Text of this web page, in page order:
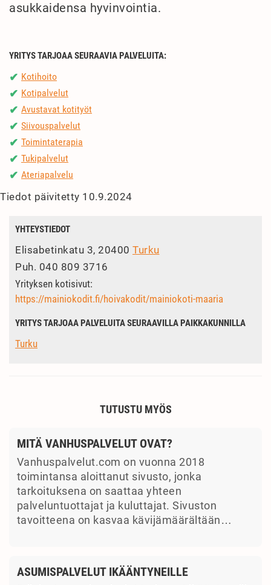
asukkaidensa hyvinvointia.
YRITYS TARJOAA SEURAAVIA PALVELUITA:
✔ Kotihoito
✔ Kotipalvelut
✔ Avustavat kotityöt
✔ Siivouspalvelut
✔ Toimintaterapia
✔ Tukipalvelut
✔ Ateriapalvelu
Tiedot päivitetty 10.9.2024
YHTEYSTIEDOT
Elisabetinkatu 3, 20400 Turku
Puh. 040 809 3716
Yrityksen kotisivut:
https://mainiokodit.fi/hoivakodit/mainiokoti-maaria
YRITYS TARJOAA PALVELUITA SEURAAVILLA PAIKKAKUNNILLA
Turku
TUTUSTU MYÖS
MITÄ VANHUSPALVELUT OVAT?
Vanhuspalvelut.com on vuonna 2018
toimintansa aloittanut sivusto, jonka
tarkoituksena on saattaa yhteen
palveluntuottajat ja kuluttajat. Sivuston
tavoitteena on kasvaa kävijämäärältään…
ASUMISPALVELUT IKÄÄNTYNEILLE